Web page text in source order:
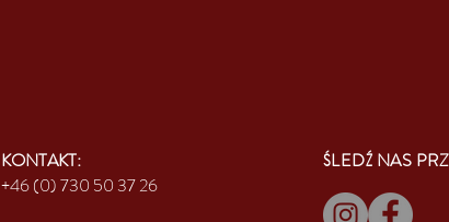
KONTAKT:
+46 (0) 730 50 37 26
ŚLEDŹ NAS